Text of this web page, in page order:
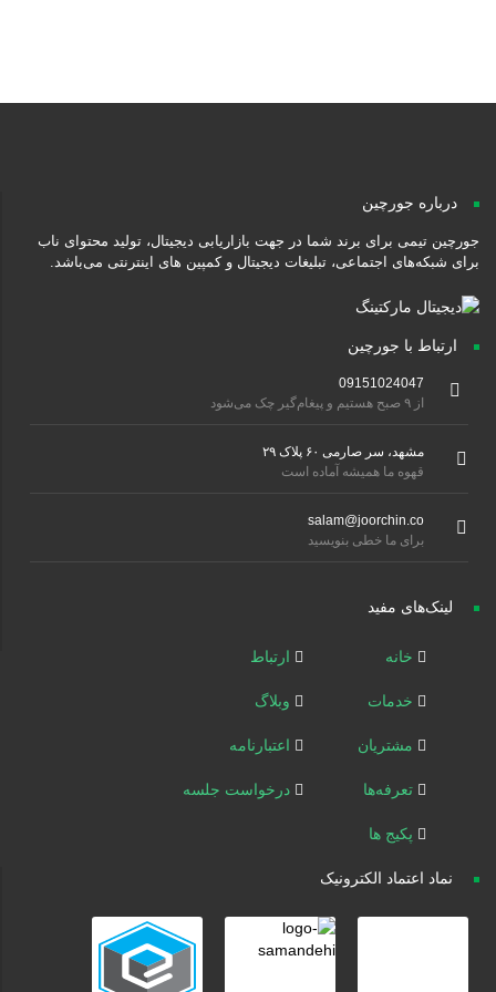
درباره جورچین
تیمی برای برند شما در جهت بازاریابی دیجیتال، تولید محتوای ناب
شبکه‌های اجتماعی، تبلیغات دیجیتال و کمپین های اینترنتی می‌باشد.
ارتباط با جورچین
09151024047
مشهد، سر صارمی ۶۰ پلاک ۲۹
قهوه ما همیشه آماده است
salam@joorchin.co
برای ما خطی بنویسید
لینک‌های مفید
خانه
خدمات
مشتریان
تعرفه‌ها
پکیج ها
ارتباط
وبلاگ
اعتبارنامه
درخواست جلسه
نماد اعتماد الکترونیک